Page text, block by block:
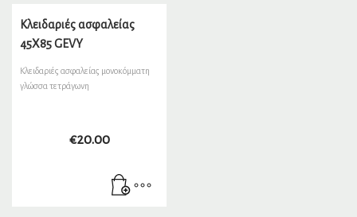
Κλειδαριές ασφαλείας
45X85 GEVY
Κλειδαριές ασφαλείας μονοκόμματη
γλώσσα τετράγωνη
€20.00